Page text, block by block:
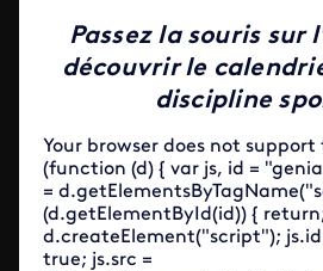
Passez la souris sur
découvrir le
discipline
Your browser does not
(function (d) { var js, id =
=
(d.getElementById(id)) {
d.createElement("script"); js.id
true; js.src =